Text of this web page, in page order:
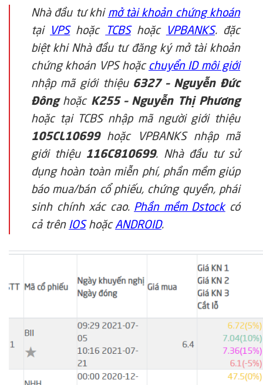
Nhà đầu tư khi mở tài khoản chứng khoán
tại VPShoặc TCBShoặc VPBANKS. đặc
biệt khi Nhà đầu tư đăng ký mở tài khoản
chứng khoán VPS hoặc chuyển ID môi giới
nhập mã giới thiệu 6327 – Nguyễn Đức
Đônghoặc K255 – Nguyễn Thị Phương
hoặc tại TCBS nhập mã người giới thiệu
105CL10699 hoặc VPBANKS nhập mã
giới thiệu116C810699. Nhà đầu tư sử
dụng hoàn toàn miễn phí, phần mềm giúp
báo mua/bán cổ phiếu, chứng quyền, phái
sinh chính xác cao. Phần mềm Dstockcó
cả trên IOShoặcANDROID.